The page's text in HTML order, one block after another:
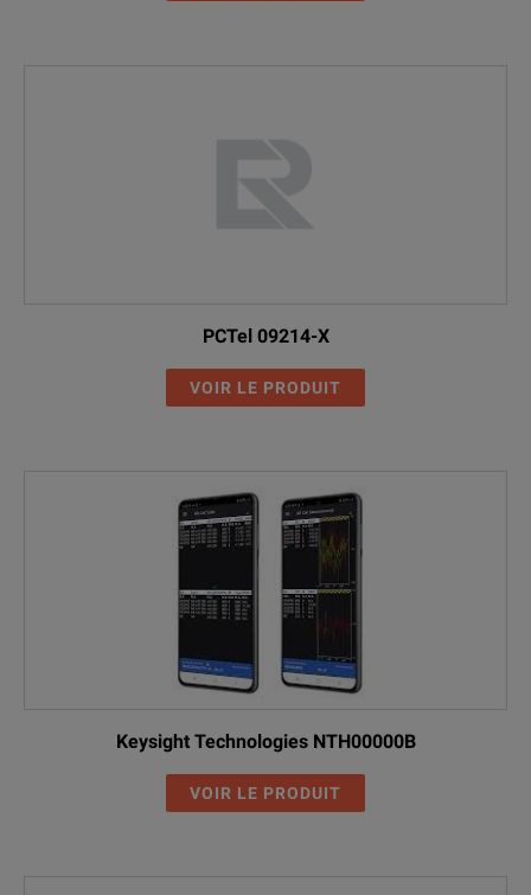
PCTel 09214-X
VOIR LE PRODUIT
Keysight Technologies NTH00000B
VOIR LE PRODUIT